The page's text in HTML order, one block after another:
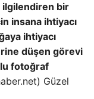
ilgilendiren bir
insana ihtiyacı
ihtiyacı
düşen görevi
fotoğraf
Güzel